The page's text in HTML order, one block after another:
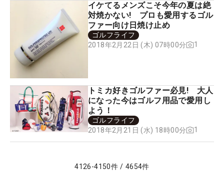
イケてるメンズこそ今年の夏は絶
対焼かない! プロも愛用するゴル
ファー向け日焼け止め
ゴルフライフ
2018年2月22日 (木) 07時00分
1
トミカ好きゴルファー必見! 大人
になった今はゴルフ用品で愛用し
よう！
ゴルフライフ
2018年2月21日 (水) 18時00分
1
4126-4150件 / 4654件